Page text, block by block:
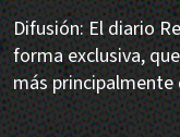
Difusión: El diario
forma exclusiva,
más